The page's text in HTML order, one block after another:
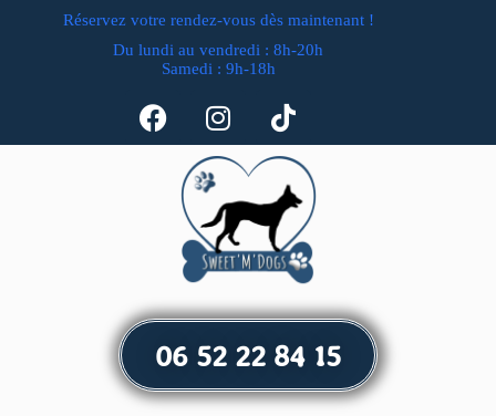
Réservez votre rendez-vous dès maintenant !
Du lundi au vendredi : 8h-20h
Samedi : 9h-18h
06 52 22 84 15